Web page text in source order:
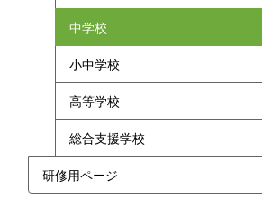
中学校
小中学校
高等学校
総合支援学校
研修用ページ